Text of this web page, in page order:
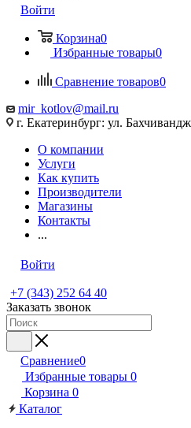
Войти
Корзина0
Избранные товары0
Сравнение товаров0
mir_kotlov@mail.ru
г. Екатеринбург: ул.
О компании
Услуги
Как купить
Производители
Магазины
Контакты
...
Войти
+7 (343) 252 64 40
Заказать звонок
Сравнение0
Избранные товары 0
Корзина 0
Каталог